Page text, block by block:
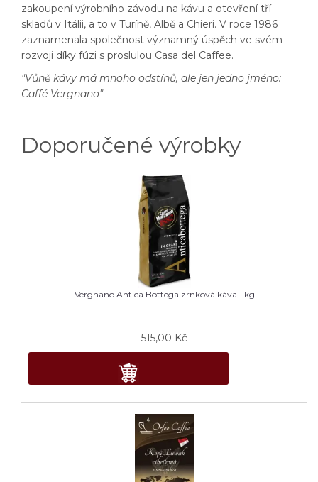
zakoupení výrobního závodu na kávu a otevření tří
skladů v Itálii, a to v Turíně, Albě a Chieri. V roce 1986
zaznamenala společnost významný úspěch ve svém
rozvoji díky fúzi s proslulou Casa del Caffee.
"Vůně kávy má mnoho odstínů, ale jen jedno jméno:
Caffé Vergnano"
Doporučené výrobky
Vergnano Antica Bottega zrnková káva 1 kg
515,00 Kč